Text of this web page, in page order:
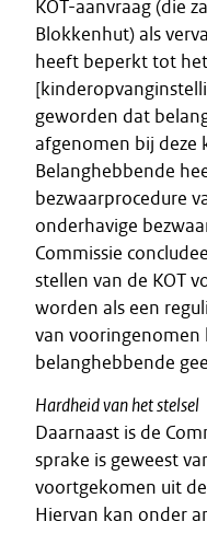
KOT-aanvraag (die
Blokkenhut) als
heeft beperkt tot
geworden dat
afgenomen bij deze
Belanghebbende
bezwaarprocedure
onderhavige
Commissie
stellen van de KOT
worden als een
van vooringenomen
belanghebbende
Hardheid van het stelsel
Daarnaast is de
sprake is geweest
voortgekomen uit
Hiervan kan onder